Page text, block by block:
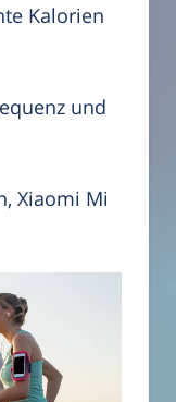
Kalorien
und
Xiaomi Mi